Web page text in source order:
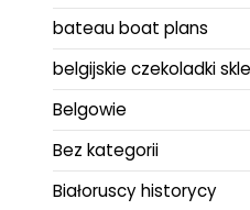
bateau boat plans
belgijskie czekoladki
Belgowie
Bez kategorii
Białoruscy historycy